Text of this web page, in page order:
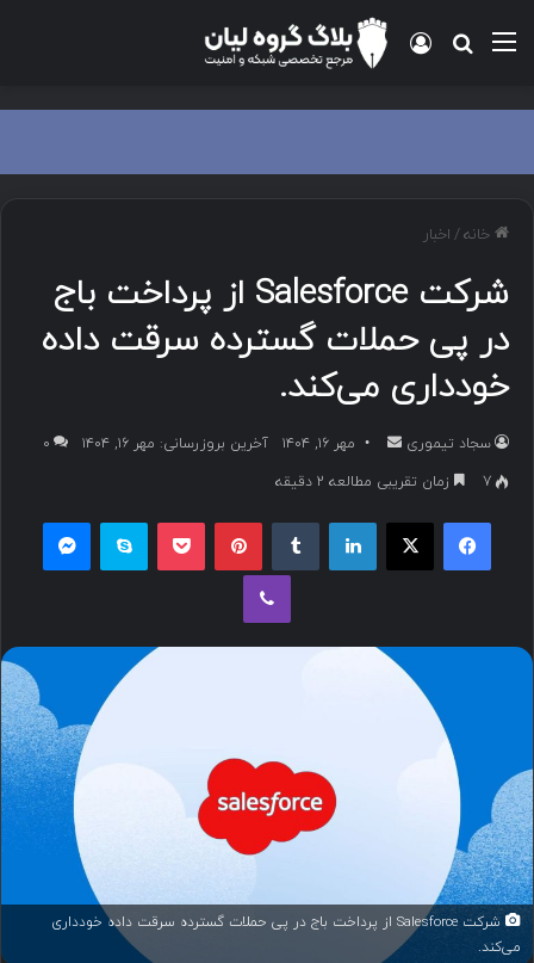
منو جستجو برای
ورود
خانه/ اخبار
شرکت Salesforce از پرداخت باج
در پی حملات گسترده سرقت داده
خودداری می‌کند.
سجاد تیموری
ا
ا
مهر ۱۶, ۱۴۰۴ آخرین بروزرسانی: مهر ۱۶, ۱۴۰۴
۰
7
زمان تقریبی مطالعه 2 دقیقه
فیسبوک ایکس لینکداین پینتریست پاکت اسکایپ
وایبر
شرکت Salesforce از پرداخت باج در پی حملات گسترده سرقت داده خودداری
می‌کند.